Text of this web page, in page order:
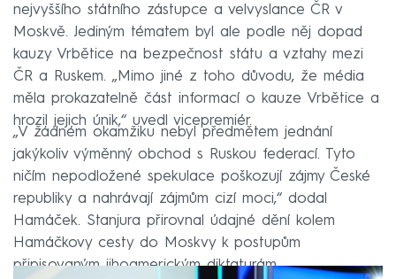
nejvyššího státního zástupce a velvyslance ČR v
Moskvě. Jediným tématem byl ale podle něj dopad
kauzy Vrbětice na bezpečnost státu a vztahy mezi
ČR a Ruskem. „Mimo jiné z toho důvodu, že média
měla prokazatelně část informací o kauze Vrbětice a
hrozil jejich únik,“ uvedl vicepremiér.
„V žádném okamžiku nebyl předmětem jednání
jakýkoliv výměnný obchod s Ruskou federací. Tyto
ničím nepodložené spekulace poškozují zájmy České
republiky a nahrávají zájmům cizí moci,“ dodal
Hamáček. Stanjura přirovnal údajné dění kolem
Hamáčkovy cesty do Moskvy k postupům
připisovaným jihoamerickým diktaturám.